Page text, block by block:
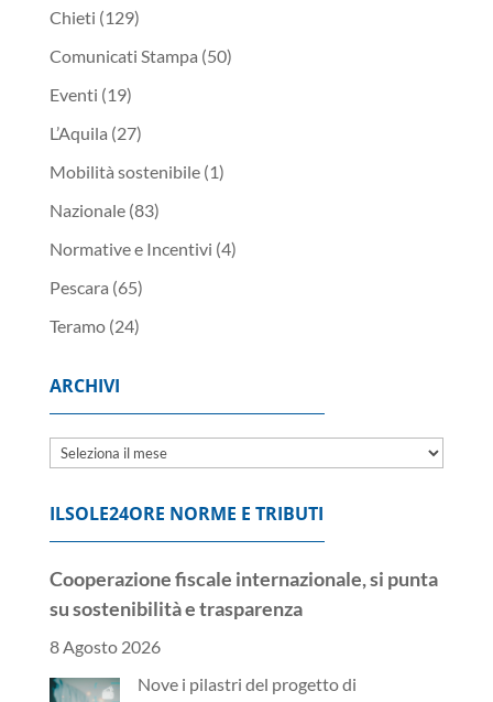
Chieti (129)
Comunicati Stampa (50)
Eventi (19)
L’Aquila (27)
Mobilità sostenibile(1)
Nazionale(83)
Normative e Incentivi (4)
Pescara (65)
Teramo(24)
ARCHIVI
Archivi
ILSOLE24ORE NORME E TRIBUTI
Cooperazione fiscale internazionale, si punta
su sostenibilità e trasparenza
8 Agosto 2026
Nove i pilastri del progetto di